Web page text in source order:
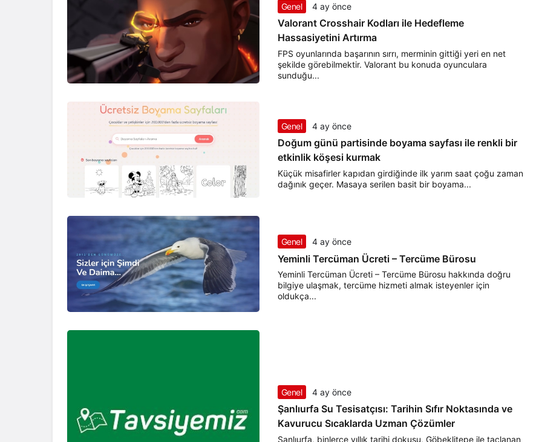
Genel 4 ay önce
Valorant Crosshair Kodları ile Hedefleme
Hassasiyetini Artırma
FPS oyunlarında başarının sırrı, merminin gittiği yeri en net
şekilde görebilmektir. Valorant bu konuda oyunculara
sunduğu...
Genel 4 ay önce
Doğum günü partisinde boyama sayfası ile renkli bir
etkinlik köşesi kurmak
Küçük misafirler kapıdan girdiğinde ilk yarım saat çoğu zaman
dağınık geçer. Masaya serilen basit bir boyama...
Genel 4 ay önce
Yeminli Tercüman Ücreti – Tercüme Bürosu
Yeminli Tercüman Ücreti – Tercüme Bürosu hakkında doğru
bilgiye ulaşmak, tercüme hizmeti almak isteyenler için
oldukça...
Genel 4 ay önce
Şanlıurfa Su Tesisatçısı: Tarihin Sıfır Noktasında ve
Kavurucu Sıcaklarda Uzman Çözümler
Şanlıurfa, binlerce yıllık tarihi dokusu, Göbeklitepe ile taçlanan